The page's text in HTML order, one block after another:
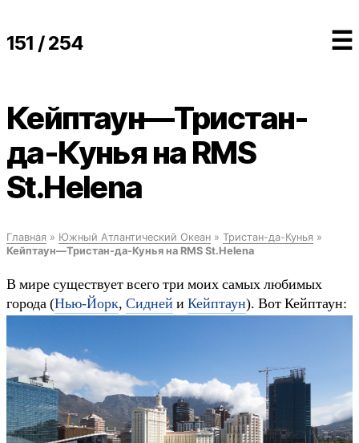
151 / 254 ☰
Кейптаун—Тристан-
да-Кунья на RMS
St.Helena
Главная » Южный Атлантический Океан » Тристан-да-Кунья »
Кейптаун—Тристан-да-Кунья на RMS St.Helena
В мире существует всего три моих самых любимых
города (Нью-Йорк, Сидней и Кейптаун). Вот Кейптаун: